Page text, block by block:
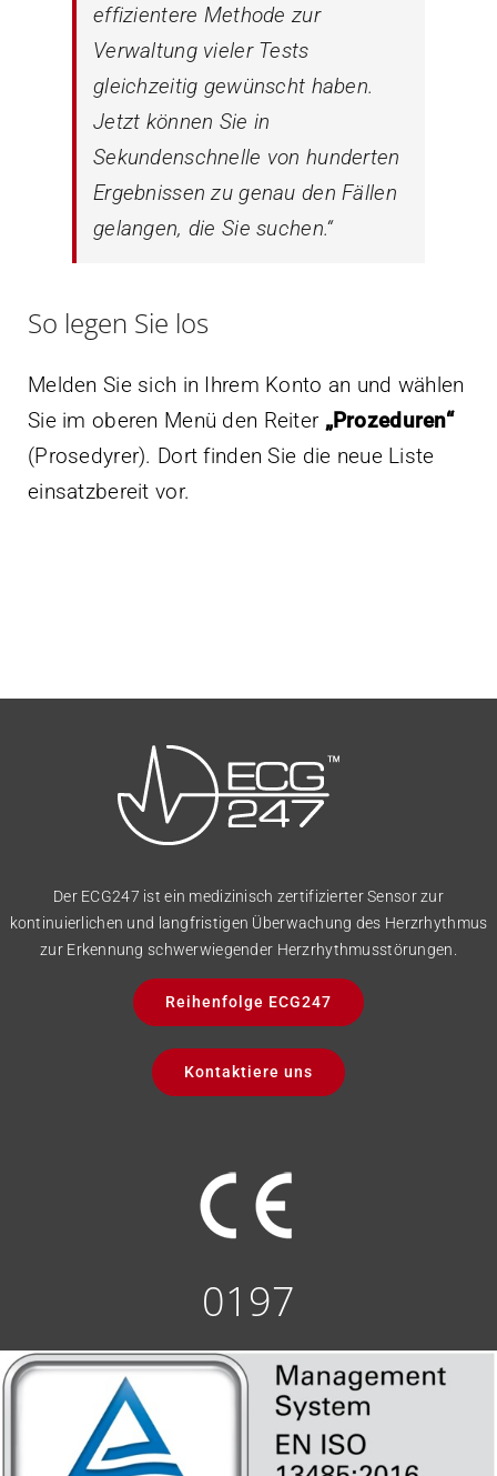
effizientere Methode zur
Verwaltung vieler Tests
gleichzeitig gewünscht haben.
Jetzt können Sie in
Sekundenschnelle von hunderten
Ergebnissen zu genau den Fällen
gelangen, die Sie suchen.“
So legen Sie los
Melden Sie sich in Ihrem Konto an und wählen
Sie im oberen Menü den Reiter „Prozeduren“
(Prosedyrer). Dort finden Sie die neue Liste
einsatzbereit vor.
Der ECG247 ist ein medizinisch zertifizierter Sensor zur
kontinuierlichen und langfristigen Überwachung des Herzrhythmus
zur Erkennung schwerwiegender Herzrhythmusstörungen.
Reihenfolge ECG247
Kontaktiere uns
0197